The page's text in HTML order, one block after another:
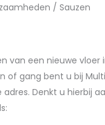
/ Sauzen
van een nieuwe vloer
of gang bent u bij
Denkt u hierbij